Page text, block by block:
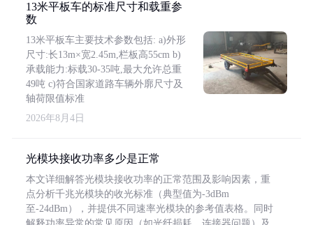
13米平板车的标准尺寸和载重参
数
13米平板车主要技术参数包括: a)外形
尺寸:长13m×宽2.45m,栏板高55cm b)
承载能力:标载30-35吨,最大允许总重
49吨 c)符合国家道路车辆外廓尺寸及
轴荷限值标准
2026年8月4日
光模块接收功率多少是正常
本文详细解答光模块接收功率的正常范围及影响因素，重
点分析千兆光模块的收光标准（典型值为-3dBm
至-24dBm），并提供不同速率光模块的参考值表格。同时